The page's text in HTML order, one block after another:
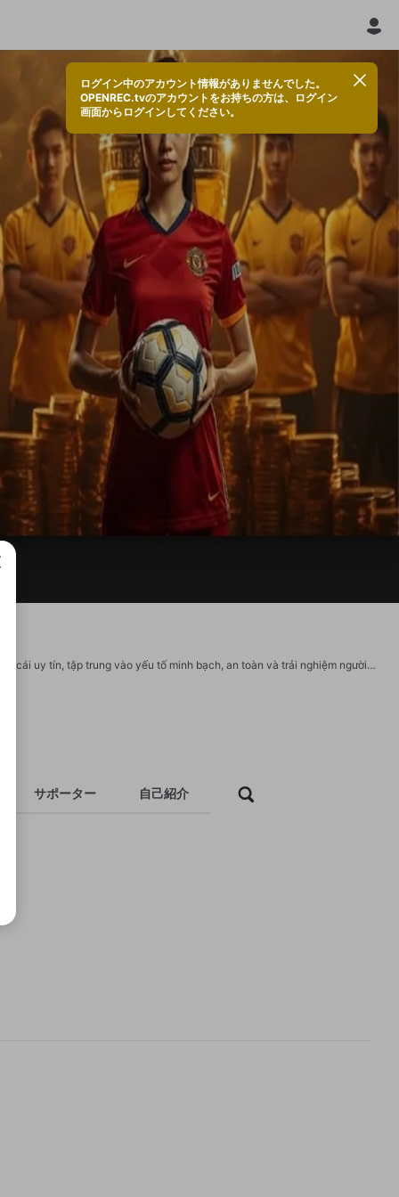
ログイン中のアカウント情報がありませんでした。
OPENREC.tvのアカウントをお持ちの方は、ログイン
画面からログインしてください。
Topnhacaiuytin.sa.com là trang chuyên tổng hợp và đánh giá các thương hiệu nhà cái uy tín, tập trung vào yếu tố minh bạch, an toàn và trải nghiệm người dùng. Nội dung được cập nhật thường xuyên, giúp người chơi dễ dàng so sánh và lựa chọn điểm chơi phù hợp. Website: https://topnhacaiuytin.sa.com/ Email: topnhacaiuytinsa@gmail.com Hotline: 0776625383 Địa chỉ: 567/35 Đ. Số 7, Phường 15, Gò Vấp, Thành phố Hồ Chí Minh, Việt Nam Hashtag: #topnhacaiuytini #nhacaiuytin #reviewnhacaiuytin #trangdanhgianhacaiuytin #nhacaiuytinsacom https://www.facebook.com/topnhacaiuytinsa/ https://www.pinterest.com/topnhacaiuytinsa/ https://www.twitch.tv/topnhacaiuytinsa/about https://500px.com/p/topnhacaiuytinsa
サポーター 自己紹介